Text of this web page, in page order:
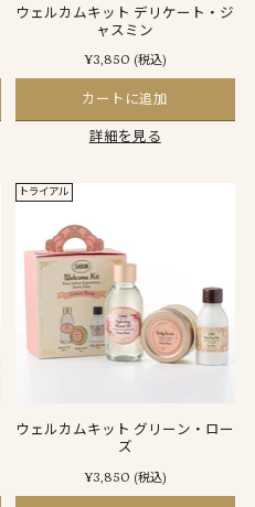
ウェルカムキット デリケート・ジ
ャスミン
¥3,850 (税込)
カートに追加
詳細を見る
トライアル
ウェルカムキット グリーン・ロー
ズ
¥3,850 (税込)